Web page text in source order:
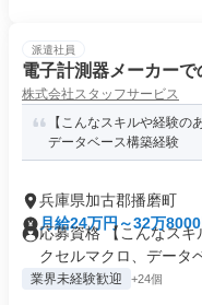
派遣社員
電子計測器メーカーで
株式会社スタッフサービス
【こんなスキルや経験の
データベース構築経験
兵庫県加古郡播磨町
月給24万円～32万8000
応募資格 【こんなス
クセルマクロ、データ
業界未経験歓迎 +24個